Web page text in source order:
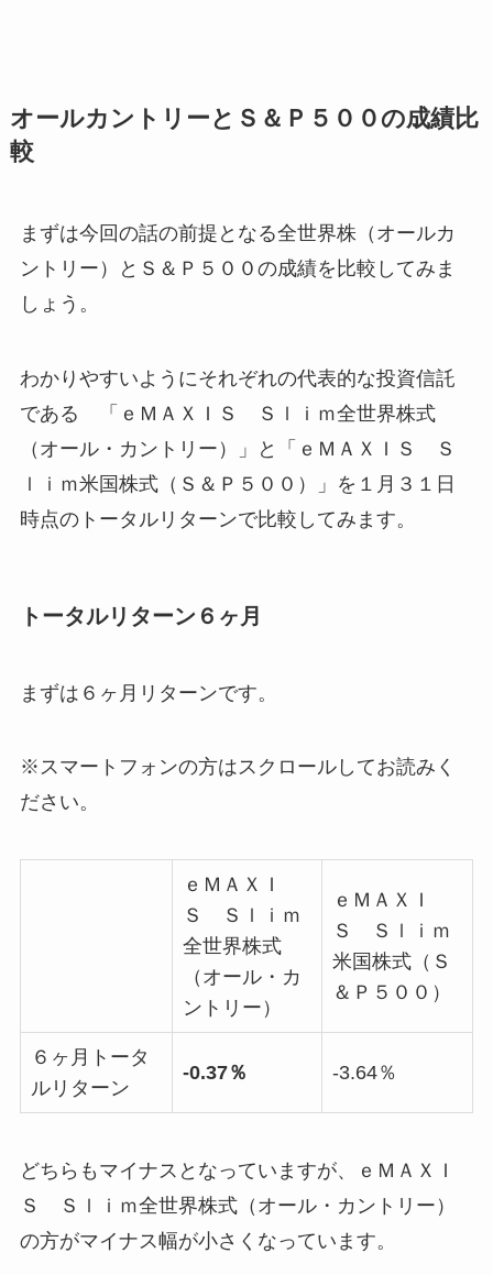
オールカントリーとＳ＆Ｐ５００の成績比
較
まずは今回の話の前提となる全世界株（オールカ
ントリー）とＳ＆Ｐ５００の成績を比較してみま
しょう。
わかりやすいようにそれぞれの代表的な投資信託
である 「ｅＭＡＸＩＳ Ｓｌｉｍ全世界株式
（オール・カントリー）」と「ｅＭＡＸＩＳ Ｓ
ｌｉｍ米国株式（Ｓ＆Ｐ５００）」を１月３１日
時点のトータルリターンで比較してみます。
トータルリターン６ヶ月
まずは６ヶ月リターンです。
※スマートフォンの方はスクロールしてお読みく
ださい。
ｅＭＡＸＩ
Ｓ Ｓｌｉｍ
全世界株式
（オール・カ
ントリー）
ｅＭＡＸＩ
Ｓ Ｓｌｉｍ
米国株式（Ｓ
＆Ｐ５００）
６ヶ月トータ
ルリターン
-0.37％ -3.64％
どちらもマイナスとなっていますが、ｅＭＡＸＩ
Ｓ Ｓｌｉｍ全世界株式（オール・カントリー）
の方がマイナス幅が小さくなっています。